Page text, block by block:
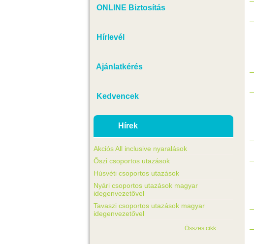
ONLINE Biztosítás
Hírlevél
Ajánlatkérés
Kedvencek
Hírek
Akciós All inclusive nyaralások
Őszi csoportos utazások
Húsvéti csoportos utazások
Nyári csoportos utazások magyar
idegenvezetővel
Tavaszi csoportos utazások magyar
idegenvezetővel
Összes cikk